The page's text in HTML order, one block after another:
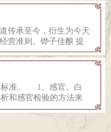
高不酽、度低不淡，
点，实现了白酒低醉
多样，酿造方法也
白酒分类方法有很
白酒和其它蒸馏酒。
发酵剂，利用淀粉质
馏、陈酿和勾兑而酿制
蒸馏的定义是：以谷
发酵、蒸馏而酿制而
用的原料不同，又有白
如朗姆酒）。下面主
法白酒、固液结合法
传承至今，衍生为今天
营准则。铧子佳酿 提
信，为消费者提供便
酒品质可鉴、可感、
业的“潜规则”，将白酒
自觉接受公众监督，
费者。 恪守品质，诚
费者嗜好，为不同人
价值的回归和延续。
，在任何时候，我们
标准。 1、感官。白
和感官检验的方法来
内容，须依靠人的感
味、格四个部分。要
体。 具体指标：色